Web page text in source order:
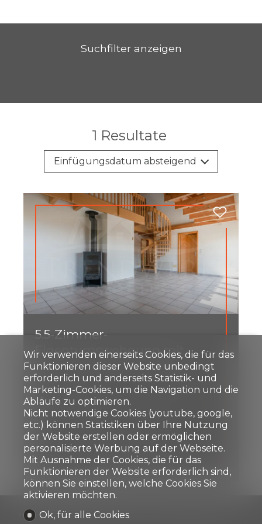
Suchfilter anzeigen
1 Resultate
Einfügungsdatum absteigend
5.5-Zimmer-
Eigentumswohnung mit
Alpenblick in Freimettigen
Freimettigen
CHF 690'000.-
105 m² 5.5 2 2
Home Immobilien verkaufen
Wir verwenden einerseits Cookies, die für das
Funktionieren dieser Website unbedingt
erforderlich und anderseits Statistik- und
Marketing-Cookies, um die Navigation und die
Abläufe zu optimieren.
Nicht notwendige Cookies (youtube, google,
etc.) können Statistiken über Ihre Nutzung
der Website erstellen oder ermöglichen
personalisierte Werbung auf der Webseite.
Mit Ausnahme der Cookies, die für das
Funktionieren der Website erforderlich sind,
können Sie einstellen, welche Cookies Sie
aktivieren möchten.
Ok, für alle Cookies